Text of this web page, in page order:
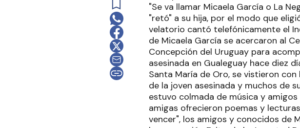
"Se va llamar Micaela García o La
"retó" a su hija, por el modo que
velatorio cantó telefónicamente el
de Micaela García se acercaron al
Concepción del Uruguay para
asesinada en Gualeguay hace diez
Santa María de Oro, se vistieron
de la joven asesinada y muchos de
estuvo colmada de música y
amigas ofrecieron poemas y
vencer", los amigos y conocidos de